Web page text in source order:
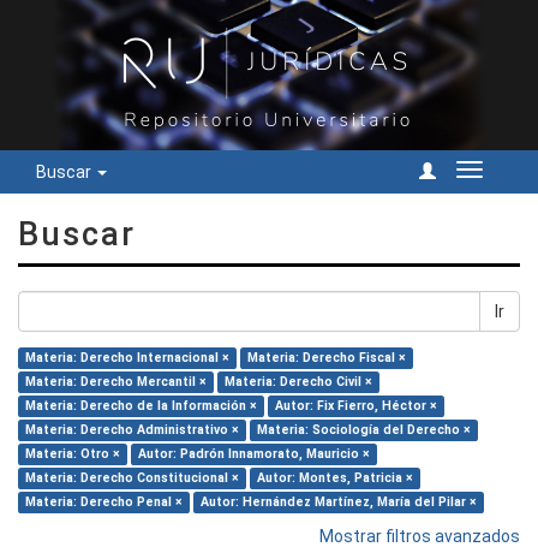
Buscar
Cambiar
Buscar
Ir
Materia: Derecho Internacional ×
Materia: Derecho Fiscal ×
Materia: Derecho Mercantil ×
Materia: Derecho Civil ×
Materia: Derecho de la Información ×
Autor: Fix Fierro, Héctor ×
Materia: Derecho Administrativo ×
Materia: Sociología del Derecho ×
Materia: Otro ×
Autor: Padrón Innamorato, Mauricio ×
Materia: Derecho Constitucional ×
Autor: Montes, Patricia ×
Materia: Derecho Penal ×
Autor: Hernández Martínez, María del Pilar ×
Mostrar filtros avanzados